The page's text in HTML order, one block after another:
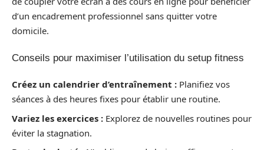
d’un encadrement professionnel sans quitter votre
domicile.
Conseils pour maximiser l’utilisation du setup fitness
Créez un calendrier d’entraînement : Planifiez vos
séances à des heures fixes pour établir une routine.
Variez les exercices : Explorez de nouvelles routines pour
éviter la stagnation.